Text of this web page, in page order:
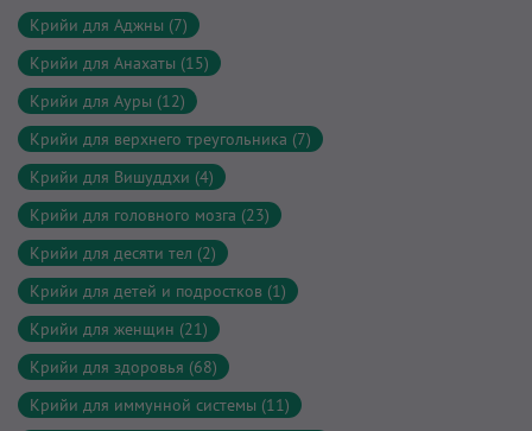
Крийи для Аджны (7)
Крийи для Анахаты (15)
Крийи для Ауры (12)
Крийи для верхнего треугольника (7)
Крийи для Вишуддхи (4)
Крийи для головного мозга (23)
Крийи для десяти тел (2)
Крийи для детей и подростков (1)
Крийи для женщин (21)
Крийи для здоровья (68)
Крийи для иммунной системы (11)